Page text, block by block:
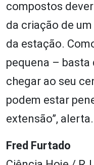
compostos
da criação de
da estação.
pequena – basta
chegar ao seu
podem estar
extensão”, alerta.
Fred Furtado